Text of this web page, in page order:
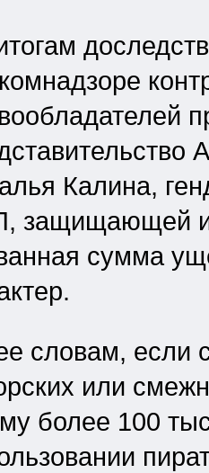
Калина,
защищающей
сумма
словам, если
или
более 100